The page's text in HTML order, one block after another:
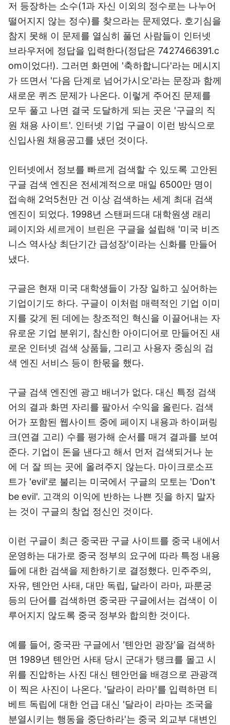
저 등장하는 소수(1과 자신 이외의 정수로는 나누어
떨어지지 않는 정수)를 찾으라는 문제였다. 호기심을
참지 못해 이 문제를 열심히 풀던 사람들이 인터넷
브라우저에 정답을 입력한다(정답은 7427466391.c
om이었다!). 그러면 화면에 '축하합니다'라는 메시지
가 뜨면서 '다음 단계로 넘어가시오'라는 문장과 함께
새로운 퀴즈 문제가 나온다. 이렇게 주어진 문제를
모두 풀고 나면 결국 도달하게 되는 곳은 '구글의 직
원 채용 사이트'. 인터넷 기업 구글이 이런 방식으로
신입사원 채용공고를 냈던 것이다.
인터넷에서 정보를 빠르게 검색할 수 있도록 고안된
구글 검색 엔진은 전세계적으로 매일 6500만 명이
접속해 2억5천만 건 이상 검색하는 세계 최대 검색
엔진이 되었다. 1998년 스탠퍼드대 대학원생 래리
페이지와 세르게이 브린은 구글을 설립해 '미국 비즈
니스 역사상 최단기간 급성장'이라는 신화를 만들어
냈다.
구글은 현재 미국 대학생들이 가장 일하고 싶어하는
기업이기도 하다. 구글이 이처럼 매력적인 기업 이미
지를 갖게 된 데에는 창조적인 혁신을 이끌어내는 자
유로운 기업 분위기, 참신한 아이디어로 만들어진 새
로운 인터넷 검색 상품들, 그리고 사용자 중심의 검
색 엔진 서비스 등이 한몫을 했다.
구글 검색 엔진엔 광고 배너가 없다. 대신 특정 검색
어의 결과 화면 자리를 팔아서 수익을 올린다. 검색
어가 포함된 웹사이트 중에 페이지 내용과 하이퍼링
크(연결 고리) 수를 평가해 순서를 매겨 결과를 보여
준다. 기업이 돈을 낸다고 해서 먼저 검색되거나 눈
에 더 잘 띄는 곳에 올려주지 않는다. 마이크로소프
트가 'evil'로 불리는 미국에서 구글의 모토는 'Don't
be evil'. 고객의 이익에 반하는 나쁜 짓을 하지 말자
는 것이 구글의 창업 정신인 것이다.
이런 구글이 최근 중국판 구글 사이트를 중국 내에서
운영하는 대가로 중국 정부의 요구에 따라 특정 내용
들에 대한 검색을 제한하기로 결정했다. 민주주의,
자유, 톈안먼 사태, 대만 독립, 달라이 라마, 파룬궁
등의 단어를 검색하면 중국판 구글에서는 검색이 이
루어지지 않도록 중국 정부와 합의한 것이다.
예를 들어, 중국판 구글에서 '톈안먼 광장'을 검색하
면 1989년 톈안먼 사태 당시 군대가 탱크를 몰고 시
위를 진압하는 사진 대신 톈안먼을 배경으로 관광객
이 찍은 사진이 나온다. '달라이 라마'를 입력하면 티
베트 독립에 대한 언급 대신 '달라이 라마는 조국을
분열시키는 행동을 중단하라'는 중국 외교부 대변인